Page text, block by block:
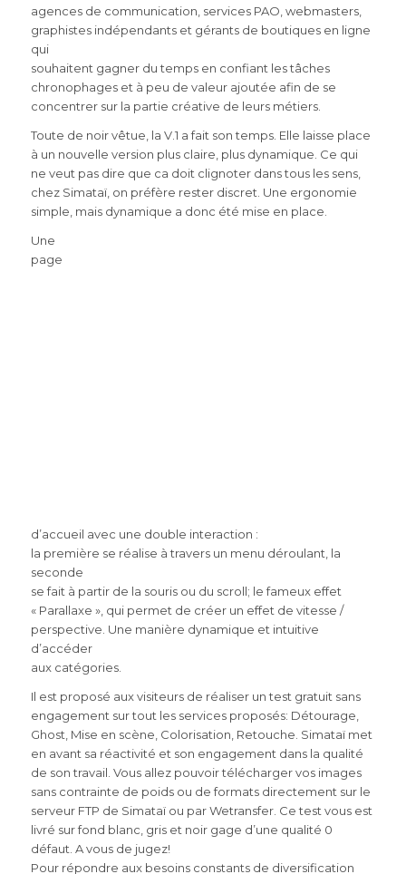
agences de communication, services PAO, webmasters,
graphistes indépendants et gérants de boutiques en ligne
qui
souhaitent gagner du temps en confiant les tâches
chronophages et à peu de valeur ajoutée afin de se
concentrer sur la partie créative de leurs métiers.
Toute de noir vêtue, la V.1 a fait son temps. Elle laisse place
à un nouvelle version plus claire, plus dynamique. Ce qui
ne veut pas dire que ca doit clignoter dans tous les sens,
chez Simataï, on préfère rester discret. Une ergonomie
simple, mais dynamique a donc été mise en place.
Une
page
d’accueil avec une double interaction :
la première se réalise à travers un menu déroulant, la
seconde
se fait à partir de la souris ou du scroll; le fameux effet
« Parallaxe », qui permet de créer un effet de vitesse /
perspective. Une manière dynamique et intuitive
d’accéder
aux catégories.
Il est proposé aux visiteurs de réaliser un test gratuit sans
engagement sur tout les services proposés: Détourage,
Ghost, Mise en scène, Colorisation, Retouche. Simataï met
en avant sa réactivité et son engagement dans la qualité
de son travail. Vous allez pouvoir télécharger vos images
sans contrainte de poids ou de formats directement sur le
serveur FTP de Simataï ou par Wetransfer. Ce test vous est
livré sur fond blanc, gris et noir gage d’une qualité 0
défaut. A vous de jugez!
Pour répondre aux besoins constants de diversification